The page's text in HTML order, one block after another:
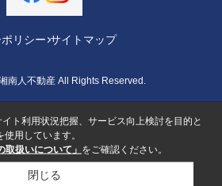
リシー サイトマップ
南人不動産 All Rights Reserved.
ト利用状況把握、サービス向上検討を目的と
用しています。
取扱いについて」 をご確認ください。
閉じる